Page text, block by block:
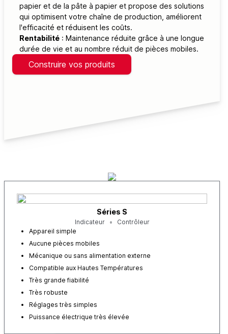
papier et de la pâte à papier et propose des solutions
qui optimisent votre chaîne de production, améliorent
l'efficacité et réduisent les coûts.
Rentabilité : Maintenance réduite grâce à une longue
durée de vie et au nombre réduit de pièces mobiles.
Construire vos produits
Séries S
Indicateur
Contrôleur
Appareil simple
Aucune pièces mobiles
Mécanique ou sans alimentation externe
Compatible aux Hautes Températures
Très grande fiabilité
Très robuste
Réglages très simples
Puissance électrique très élevée